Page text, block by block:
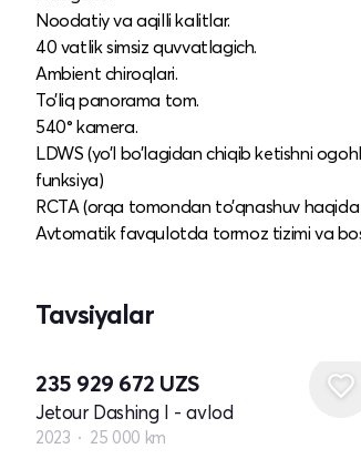
Noodatiy va aqilli kalitlar.
40 vatlik simsiz quvvatlagich.
Ambient chiroqlari.
To’liq panorama tom.
540° kamera.
LDWS (yo’l bo’lagidan chiqib ketishni
funksiya)
RCTA (orqa tomondan to’qnashuv
Avtomatik favqulotda tormoz tizimi va
Tavsiyalar
235 929 672 UZS
Jetour Dashing I - avlod
2023 25 000 km